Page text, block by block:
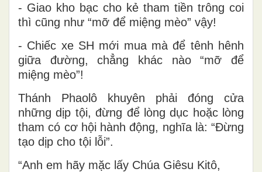
- Giao kho bạc cho kẻ tham tiền trông coi
thì cũng như “mỡ để miệng mèo” vậy!
- Chiếc xe SH mới mua mà để tênh hênh
giữa đường, chẳng khác nào “mỡ để
miệng mèo”!
Thánh Phaolô khuyên phải đóng cửa
những dịp tội, đừng để lòng dục hoặc lòng
tham có cơ hội hành động, nghĩa là: “Đừng
tạo dịp cho tội lỗi”.
“Anh em hãy mặc lấy Chúa Giêsu Kitô,